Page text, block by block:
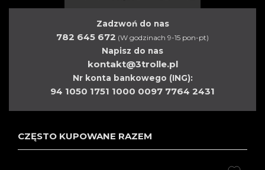
Zadzwoń do nas
782 645 672 (W godzinach 9-15 pon-pt)
Napisz do nas
kontakt@3trolle.pl
Nr konta bankowego (ING):
94 1050 1751 1000 0097 7764 2431
CZĘSTO KUPOWANE RAZEM